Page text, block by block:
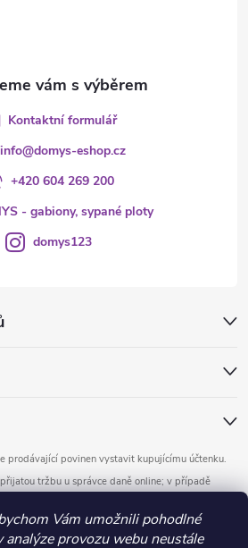
Vám umožnili pohodlné
provozu webu neustále
prodávající povinen vystavit kupujícímu účtenku.
tržbu u správce daně online; v případě
Kontaktní formulář
info@domys-eshop.cz
+420 604 269 200
- gabiony, sypané ploty
domys123